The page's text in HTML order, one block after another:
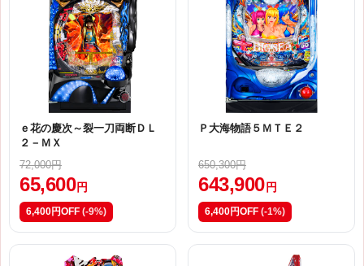
ｅ花の慶次～裂一刀両断ＤＬ
２－ＭＸ
72,000円
65,600 円
6,400円OFF (-9%)
Ｐ大海物語５ＭＴＥ２
650,300円
643,900 円
6,400円OFF (-1%)